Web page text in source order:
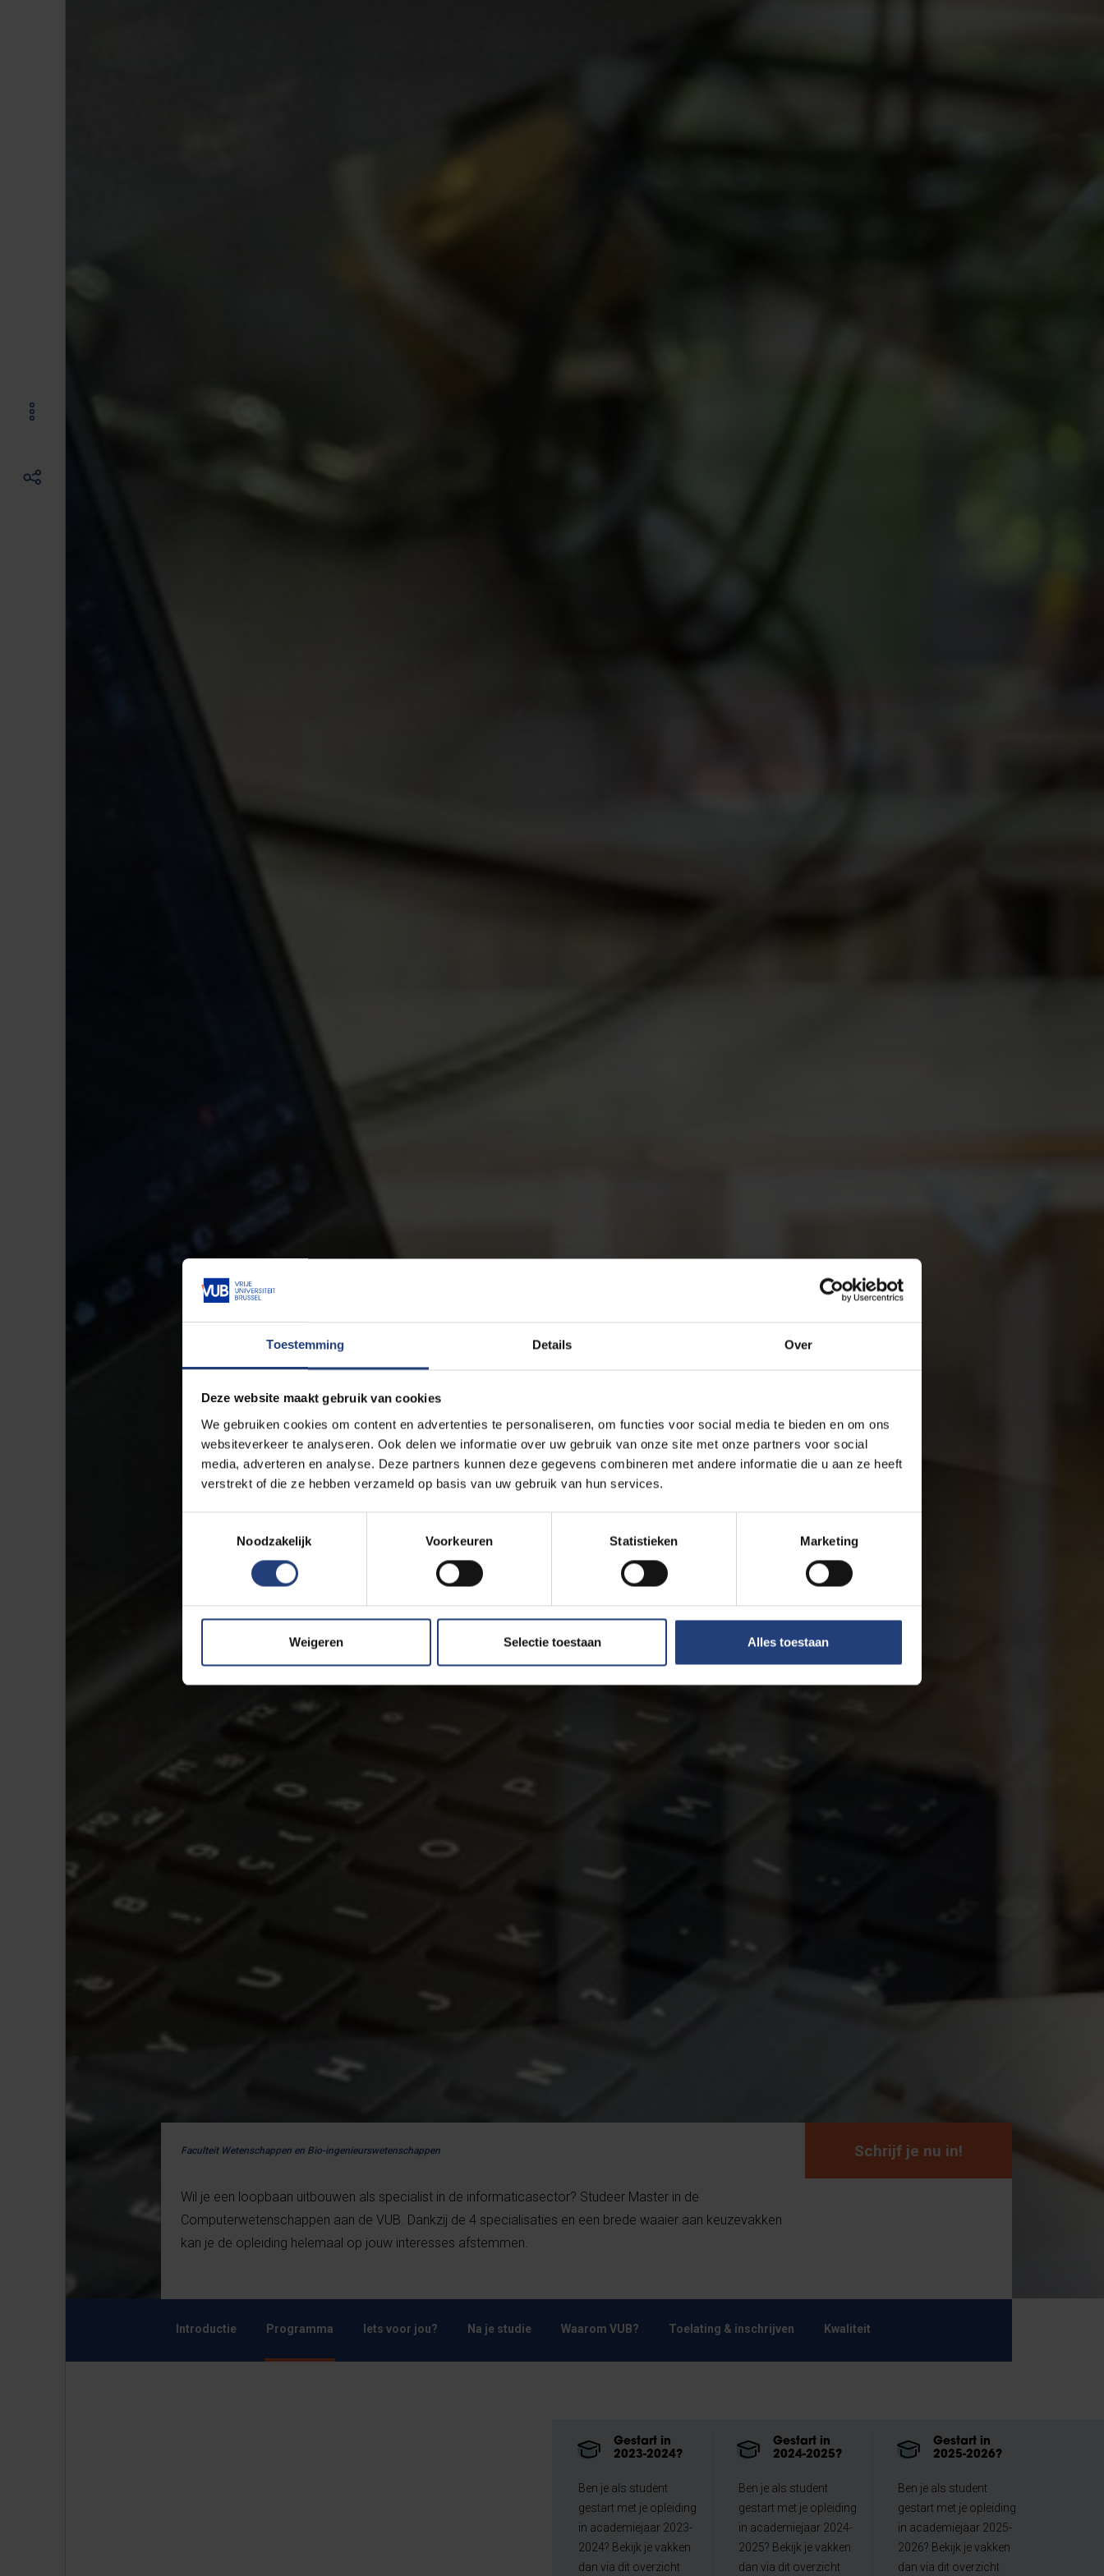
Toestemming Details Over
Deze website maakt gebruik van cookies
We gebruiken cookies om content en advertenties te personaliseren, om functies voor social media te bieden en om ons
websiteverkeer te analyseren. Ook delen we informatie over uw gebruik van onze site met onze partners voor social
media, adverteren en analyse. Deze partners kunnen deze gegevens combineren met andere informatie die u aan ze heeft
verstrekt of die ze hebben verzameld op basis van uw gebruik van hun services.
Noodzakelijk
Voorkeuren Statistieken Marketing
Weigeren Selectie toestaan Alles toestaan
Faculteit Wetenschappen en Bio-ingenieurswetenschappen
Wil je een loopbaan uitbouwen als specialist in de informaticasector? Studeer Master in de
Computerwetenschappen aan de VUB. Dankzij de 4 specialisaties en een brede waaier aan keuzevakken
kan je de opleiding helemaal op jouw interesses afstemmen.
Schrijf je nu in!
Introductie Programma Iets voor jou? Na je studie Waarom VUB? Toelating & inschrijven Kwaliteit
Gestart in
2023-2024?
Ben je als student
gestart met je opleiding
in academiejaar 2023-
2024? Bekijk je vakken
dan via dit overzicht
Gestart in
2024-2025?
Ben je als student
gestart met je opleiding
in academiejaar 2024-
2025? Bekijk je vakken
dan via dit overzicht
Gestart in
2025-2026?
Ben je als student
gestart met je opleiding
in academiejaar 2025-
2026? Bekijk je vakken
dan via dit overzicht